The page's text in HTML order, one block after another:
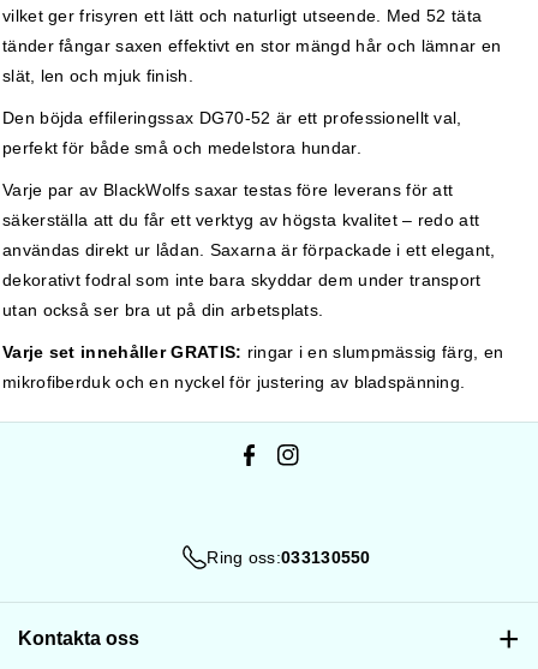
vilket ger frisyren ett lätt och naturligt utseende. Med 52 täta
tänder fångar saxen effektivt en stor mängd hår och lämnar en
slät, len och mjuk finish.
Den böjda effileringssax DG70-52 är ett professionellt val,
perfekt för både små och medelstora hundar.
Varje par av BlackWolfs saxar testas före leverans för att
säkerställa att du får ett verktyg av högsta kvalitet – redo att
användas direkt ur lådan. Saxarna är förpackade i ett elegant,
dekorativt fodral som inte bara skyddar dem under transport
utan också ser bra ut på din arbetsplats.
Varje set innehåller GRATIS: ringar i en slumpmässig färg, en
mikrofiberduk och en nyckel för justering av bladspänning.
F
e
b
I
t
a
Ring oss:033130550
Kontakta oss